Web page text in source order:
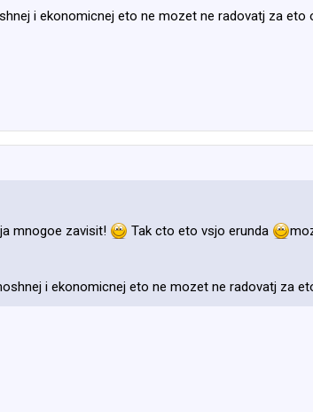
i ekonomicnej eto ne mozet ne radovatj za eto
mnogoe zavisit! Tak cto eto vsjo erunda
i ekonomicnej eto ne mozet ne radovatj za